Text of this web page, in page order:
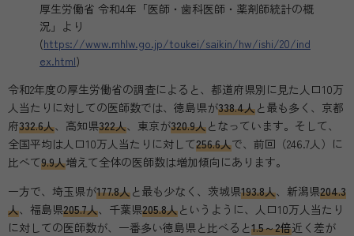
厚生労働省 令和4年「医師・歯科医師・薬剤師統計の概
況」より
(https://www.mhlw.go.jp/toukei/saikin/hw/ishi/20/ind
ex.html)
令和2年度の厚生労働省の調査によると、都道府県別に見た人口10万
人当たりに対しての医師数では、徳島県が338.4人と最も多く、京都
府332.6人、高知県322人、東京が320.9人となっています。そして、
全国平均は人口10万人当たりに対して256.6人で、前回（246.7人）に
比べて9.9人増えて全体の医師数は増加傾向にあります。
一方で、埼玉県が177.8人と最も少なく、茨城県193.8人、新潟県204.3
人、福島県205.7人、千葉県205.8人というように、人口10万人当たり
に対しての医師数が、一番多い徳島県と比べると1.5～2倍近く差が